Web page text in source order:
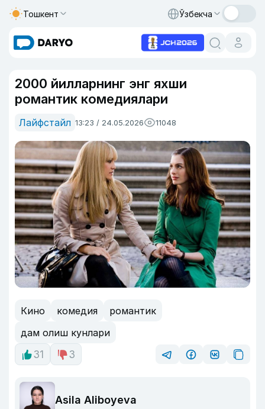
Тошкент Ўзбекча
2000 йилларнинг энг яхши
романтик комедиялари
Лайфстайл 13:23 / 24.05.2026 11048
Кино комедия
романтик
дам олиш кунлари
31
3
Asila Aliboyeva